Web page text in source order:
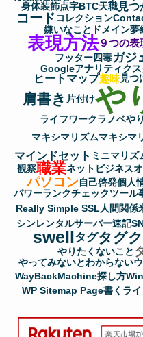
身体装飾点字BTC天職見つ
コードコレクション
嫌いなこと ドメイン夢
表現方法９つの表
フッター四毒ガジ
Googleアナリティクス
ヒートマップ趣味見つ
肩書き 片付けや
ライフワークラノベや
マキシマリズムマキシマ
マインドセット ミニマリズ
観察職業ネットビジネス
パソコン自己啓発個人
パワーランクチェックツール
Really Simple SSL 人間関係
シンレンタルサーバー速記
swellタグタグ
やりたくないこと
やってみないとわからない
WayBackMachine探し方
WP Sitemap Page書く ラ